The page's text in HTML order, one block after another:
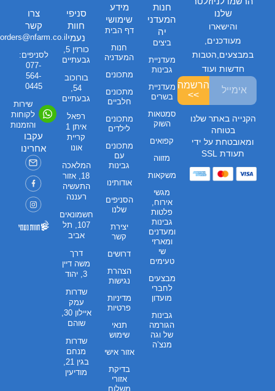
חנות
המעדני
יה
ביצים
מעדניית
גבינות
מעדניית
בשרים
סמטאות
השוק
קפואים
מזווה
משקאות
מגשי
אירוח,
פלטות
גבינות
ומעדנים
ומארזי
שי
טעימים
מבצעים
לחברי
מועדון
גבינות
הגורמה
של וגה
מנצ’ה
מידע
שימושי
דף הבית
חנות
המעדניה
מתכונים
מתכונים
חלביים
מתכונים
לילדים
מתכונים
עם
גבינות
אודותינו
הסניפים
שלנו
יצירת
קשר
דרושים
הצהרת
נגישות
מדיניות
פרטיות
תנאי
שימוש
אזור אישי
בדיקת
אזורי
משלוח
סניפי
חוות
נעמי
כורזין 5,
גבעתיים
בורוכוב
54,
גבעתיים
רפאל
איתן 1
קריית
אונו
המלאכה
18, אזור
התעשיה
רעננה
חשמונאים
107, תל
אביב
דרך
משה דיין
3, יהוד
שדרות
עמק
שוהם
שדרות
מנחם
מודיעין
צרו
קשר
orders@nfarm.co.il
לסניפים:
077-
564-
0445
שירות
לקוחות
והזמנות
עקבו
אחרינו
שלנו
והישארו
מעודכנים,
במבצעים,הטבות
חדשות ועוד
הרשמה
>>
הקנייה באתר שלנו
בטוחה
ומאובטחת על ידי
תעודת SSL